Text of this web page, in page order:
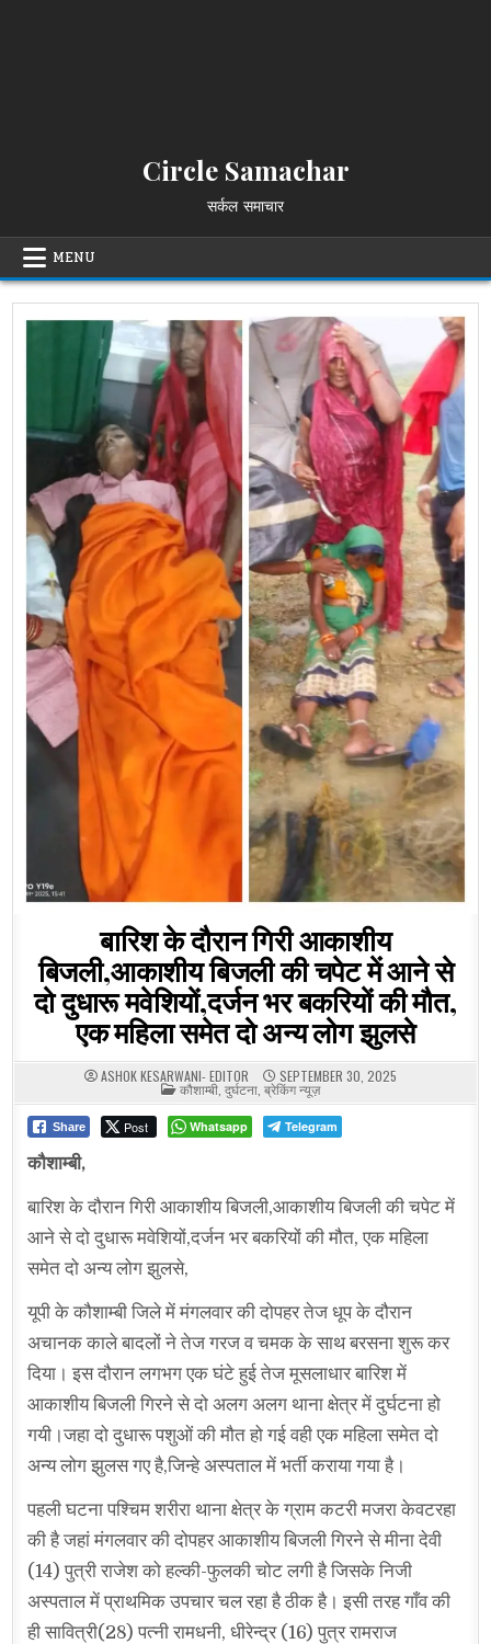
Circle Samachar
सर्कल समाचार
MENU
बारिश के दौरान गिरी आकाशीय
बिजली,आकाशीय बिजली की चपेट में आने से
दो दुधारू मवेशियों,दर्जन भर बकरियों की मौत,
एक महिला समेत दो अन्य लोग झुलसे
ASHOK KESARWANI- EDITOR SEPTEMBER 30, 2025
POSTED
IN
कौशाम्बी,दुर्घटना, ब्रेकिंग न्यूज़
Share Post Whatsapp Telegram
कौशाम्बी,
बारिश के दौरान गिरी आकाशीय बिजली,आकाशीय बिजली की चपेट में
आने से दो दुधारू मवेशियों,दर्जन भर बकरियों की मौत, एक महिला
समेत दो अन्य लोग झुलसे,
यूपी के कौशाम्बी जिले में मंगलवार की दोपहर तेज धूप के दौरान
अचानक काले बादलों ने तेज गरज व चमक के साथ बरसना शुरू कर
दिया। इस दौरान लगभग एक घंटे हुई तेज मूसलाधार बारिश में
आकाशीय बिजली गिरने से दो अलग अलग थाना क्षेत्र में दुर्घटना हो
गयी।जहा दो दुधारू पशुओं की मौत हो गई वही एक महिला समेत दो
अन्य लोग झुलस गए है,जिन्हे अस्पताल में भर्ती कराया गया है।
पहली घटना पश्चिम शरीरा थाना क्षेत्र के ग्राम कटरी मजरा केवटरहा
की है जहां मंगलवार की दोपहर आकाशीय बिजली गिरने से मीना देवी
(14) पुत्री राजेश को हल्की-फुलकी चोट लगी है जिसके निजी
अस्पताल में प्राथमिक उपचार चल रहा है ठीक है। इसी तरह गाँव की
ही सावित्री(28) पत्नी रामधनी, धीरेन्द्र (16) पुत्र रामराज